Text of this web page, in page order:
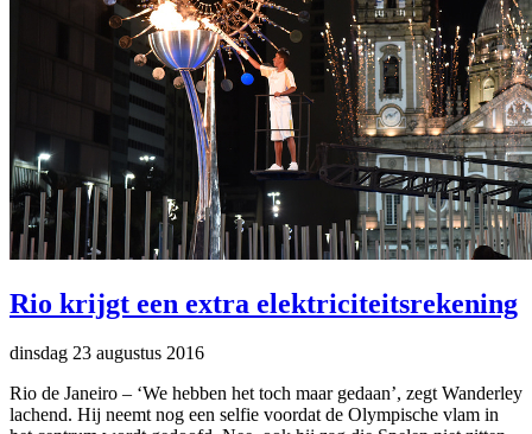
Rio krijgt een extra elektriciteitsrekening
dinsdag 23 augustus 2016
Rio de Janeiro – ‘We hebben het toch maar gedaan’, zegt Wanderley
lachend. Hij neemt nog een selfie voordat de Olympische vlam in